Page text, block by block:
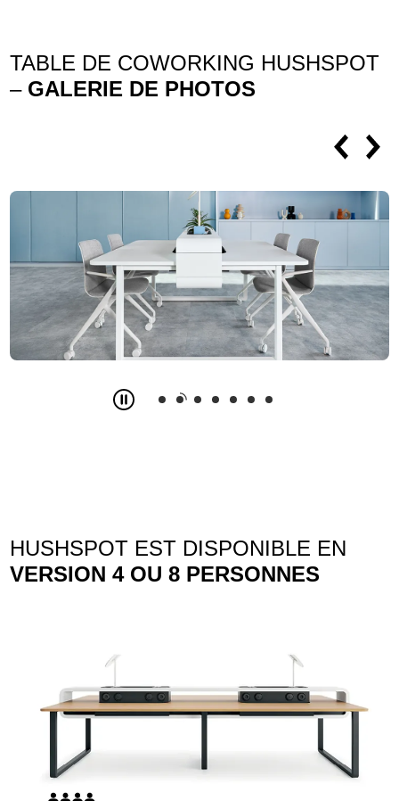
TABLE DE COWORKING HUSHSPOT
– GALERIE DE PHOTOS
HUSHSPOT EST DISPONIBLE EN
VERSION 4 OU 8 PERSONNES